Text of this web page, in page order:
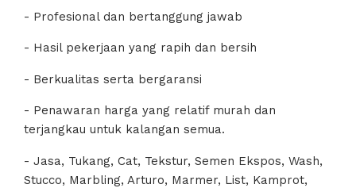
- Profesional dan bertanggung jawab
- Hasil pekerjaan yang rapih dan bersih
- Berkualitas serta bergaransi
- Penawaran harga yang relatif murah dan
terjangkau untuk kalangan semua.
- Jasa, Tukang, Cat, Tekstur, Semen Ekspos, Wash,
Stucco, Marbling, Arturo, Marmer, List, Kamprot,